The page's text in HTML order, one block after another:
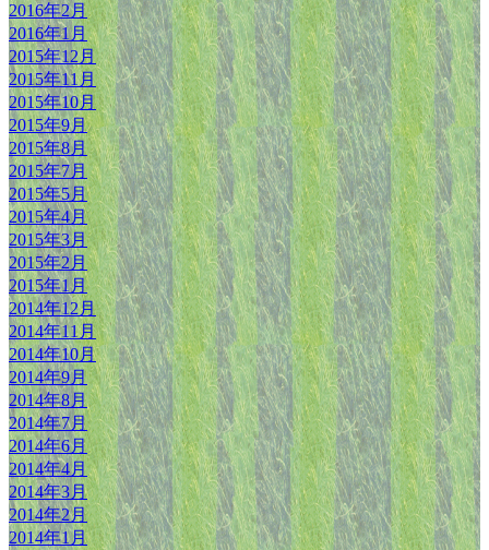
2016年2月
2016年1月
2015年12月
2015年11月
2015年10月
2015年9月
2015年8月
2015年7月
2015年5月
2015年4月
2015年3月
2015年2月
2015年1月
2014年12月
2014年11月
2014年10月
2014年9月
2014年8月
2014年7月
2014年6月
2014年4月
2014年3月
2014年2月
2014年1月